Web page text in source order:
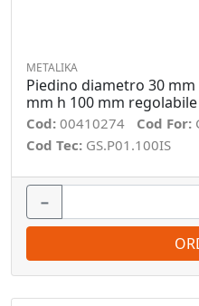
METALIKA
Piedino diametro 30
mm h 100 mm
Cod: 00410274 Cod For:
Cod Tec: GS.P01.100IS
−